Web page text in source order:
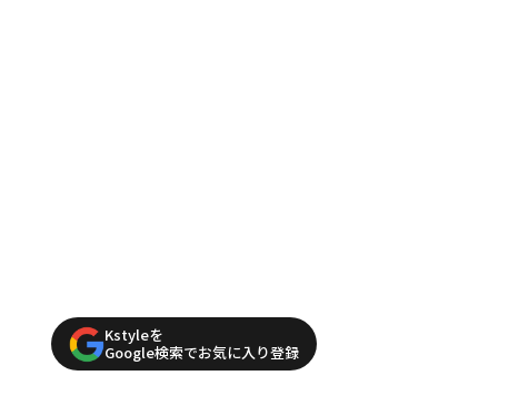
Kstyleを
Google検索でお気に入り登録